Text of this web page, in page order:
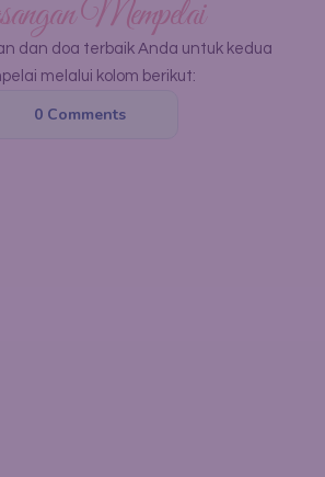
Mempelai
dan doa terbaik Anda untuk kedua
melalui kolom berikut:
0 Comments